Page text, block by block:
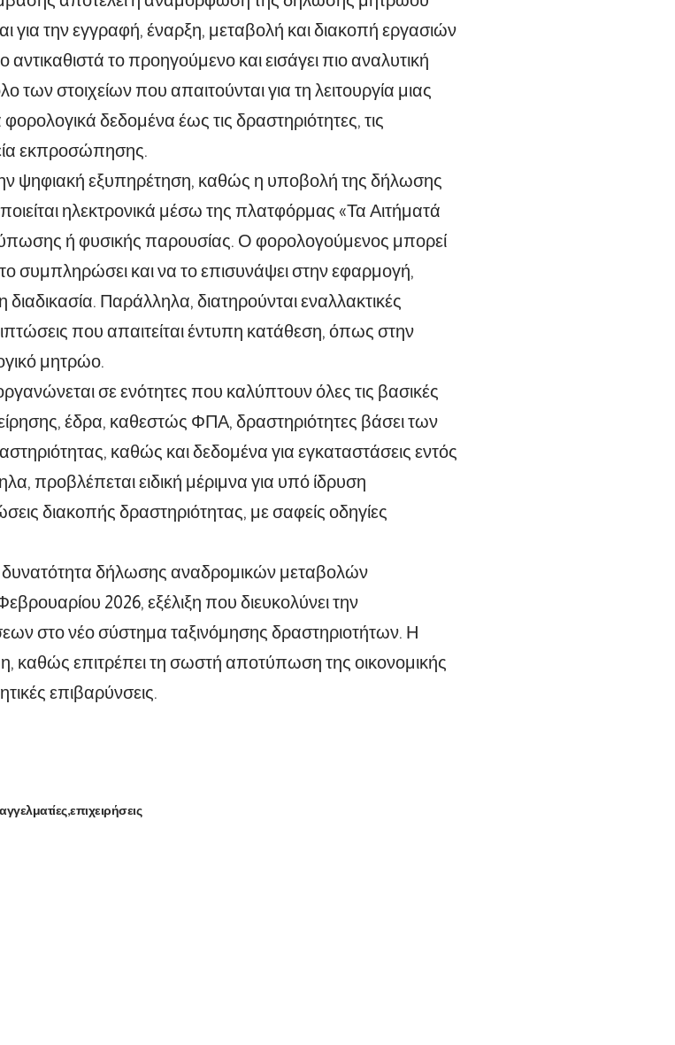
για την εγγραφή, έναρξη, μεταβολή και διακοπή εργασιών
το προηγούμενο και εισάγει πιο αναλυτική
των στοιχείων που απαιτούνται για τη λειτουργία μιας
δεδομένα έως τις δραστηριότητες, τις
εκπροσώπησης.
ψηφιακή εξυπηρέτηση, καθώς η υποβολή της δήλωσης
ηλεκτρονικά μέσω της πλατφόρμας «Τα Αιτήματά
ή φυσικής παρουσίας. Ο φορολογούμενος μπορεί
συμπληρώσει και να το επισυνάψει στην εφαρμογή,
Παράλληλα, διατηρούνται εναλλακτικές
που απαιτείται έντυπη κατάθεση, όπως στην
μητρώο.
σε ενότητες που καλύπτουν όλες τις βασικές
έδρα, καθεστώς ΦΠΑ, δραστηριότητες βάσει των
καθώς και δεδομένα για εγκαταστάσεις εντός
προβλέπεται ειδική μέριμνα για υπό ίδρυση
διακοπής δραστηριότητας, με σαφείς οδηγίες
η δυνατότητα δήλωσης αναδρομικών μεταβολών
2026, εξέλιξη που διευκολύνει την
στο νέο σύστημα ταξινόμησης δραστηριοτήτων. Η
καθώς επιτρέπει τη σωστή αποτύπωση της οικονομικής
επιβαρύνσεις.
επιχειρήσεις